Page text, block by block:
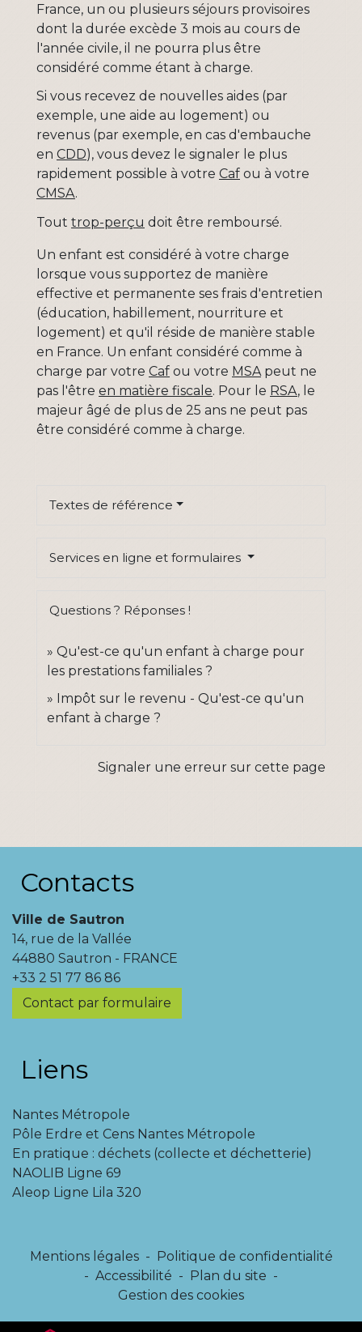
France, un ou plusieurs séjours provisoires
dont la durée excède 3 mois au cours de
l'année civile, il ne pourra plus être
considéré comme étant à charge.
Si vous recevez de nouvelles aides (par
exemple, une aide au logement) ou
revenus (par exemple, en cas d'embauche
en CDD), vous devez le signaler le plus
rapidement possible à votre Caf ou à votre
CMSA.
Tout trop-perçu doit être remboursé.
Un enfant est considéré à votre charge
lorsque vous supportez de manière
effective et permanente ses frais d'entretien
(éducation, habillement, nourriture et
logement) et qu'il réside de manière stable
en France. Un enfant considéré comme à
charge par votre Caf ou votre MSA peut ne
pas l'être en matière fiscale. Pour le RSA, le
majeur âgé de plus de 25 ans ne peut pas
être considéré comme à charge.
Textes de référence
Services en ligne et formulaires
Questions ? Réponses !
Qu'est-ce qu'un enfant à charge pour
les prestations familiales ?
Impôt sur le revenu - Qu'est-ce qu'un
enfant à charge ?
Signaler une erreur sur cette page
Contacts
Ville de Sautron
14, rue de la Vallée
44880 Sautron - FRANCE
+33 2 51 77 86 86
Contact par formulaire
Liens
Nantes Métropole
Pôle Erdre et Cens Nantes Métropole
En pratique : déchets (collecte et déchetterie)
NAOLIB Ligne 69
Aleop Ligne Lila 320
Mentions légales - Politique de confidentialité
- Accessibilité - Plan du site -
Gestion des cookies